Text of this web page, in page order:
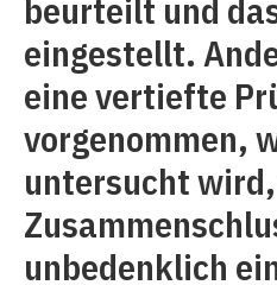
beurteilt und
eingestellt.
eine vertiefte
vorgenommen,
untersucht
unbedenklich